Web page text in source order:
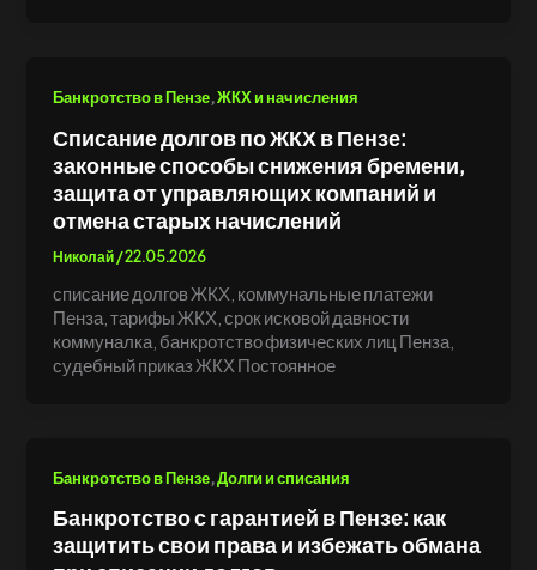
Банкротство в Пензе,ЖКХ и начисления
Списание долгов по ЖКХ в Пензе:
законные способы снижения бремени,
защита от управляющих компаний и
отмена старых начислений
Николай /22.05.2026
списание долгов ЖКХ, коммунальные платежи
Пенза, тарифы ЖКХ, срок исковой давности
коммуналка, банкротство физических лиц Пенза,
судебный приказ ЖКХ Постоянное
Банкротство в Пензе,Долги и списания
Банкротство с гарантией в Пензе: как
защитить свои права и избежать обмана